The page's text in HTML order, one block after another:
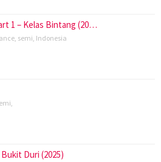
1 – Kelas Bintang (20…
semi Indonesia
Duri (2025)